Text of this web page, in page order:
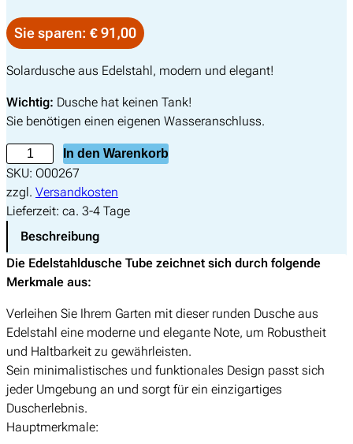
s
p
r
n
g
c
h
e
r
P
i
s
w
a
r
:
€
t
u
e
l
e
r
P
e
i
i
:
€
5
9
Sie sparen: € 91,00
Solardusche aus Edelstahl, modern und elegant!
Wichtig: Dusche hat keinen Tank!
Sie benötigen einen eigenen Wasseranschluss.
d
e
l
a
h
d
u
s
c
h
e
T
In den Warenkorb
SKU: O00267
zzgl. Versandkosten
Lieferzeit: ca. 3-4 Tage
Beschreibung
Die Edelstahldusche Tube zeichnet sich durch folgende
Merkmale aus:
Verleihen Sie Ihrem Garten mit dieser runden Dusche aus
Edelstahl eine moderne und elegante Note, um Robustheit
und Haltbarkeit zu gewährleisten.
Sein minimalistisches und funktionales Design passt sich
jeder Umgebung an und sorgt für ein einzigartiges
Duscherlebnis.
Hauptmerkmale: